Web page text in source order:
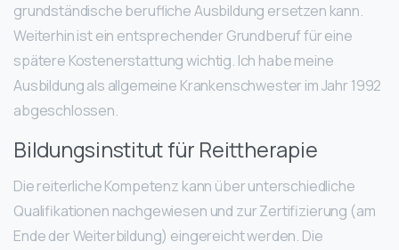
grundständische berufliche Ausbildung ersetzen kann.
Weiterhin ist ein entsprechender Grundberuf für eine
spätere Kostenerstattung wichtig. Ich habe meine
Ausbildung als allgemeine Krankenschwester im Jahr 1992
abgeschlossen.
Bildungsinstitut für Reittherapie
Die reiterliche Kompetenz kann über unterschiedliche
Qualifikationen nachgewiesen und zur Zertifizierung (am
Ende der Weiterbildung) eingereicht werden. Die